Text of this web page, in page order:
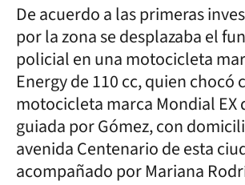
De acuerdo a las primeras
por la zona se desplazaba el
policial en una motocicleta
Energy de 110 cc, quien chocó
motocicleta marca Mondial EX
guiada por Gómez, con
avenida Centenario de esta
acompañado por Mariana